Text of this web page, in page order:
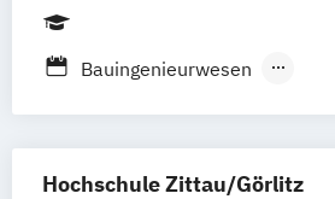
Bauingenieurwesen
Fernsehproduktion
Hochschule Zittau/Görlitz